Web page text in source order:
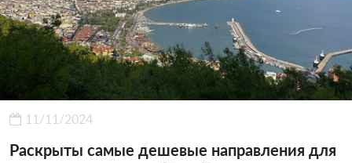
11/11/2024
Раскрыты самые дешевые направления для